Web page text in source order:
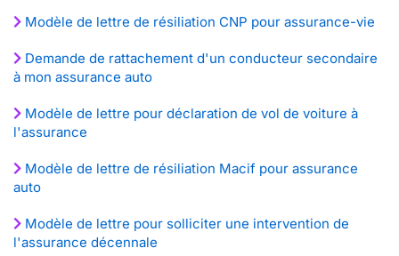
Modèle de lettre de résiliation CNP pour assurance-vie
Demande de rattachement d'un conducteur secondaire
à mon assurance auto
Modèle de lettre pour déclaration de vol de voiture à
l'assurance
Modèle de lettre de résiliation Macif pour assurance
auto
Modèle de lettre pour solliciter une intervention de
l'assurance décennale